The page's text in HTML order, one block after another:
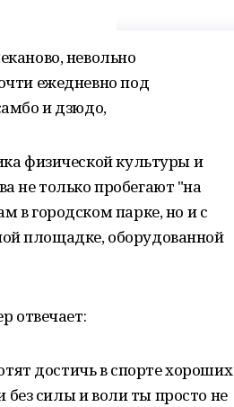
невольно
ежедневно под
и дзюдо,
физической культуры и
не только пробегают "на
в городском парке, но и с
площадке, оборудованной
отвечает:
достичь в спорте хороших
без силы и воли ты просто не